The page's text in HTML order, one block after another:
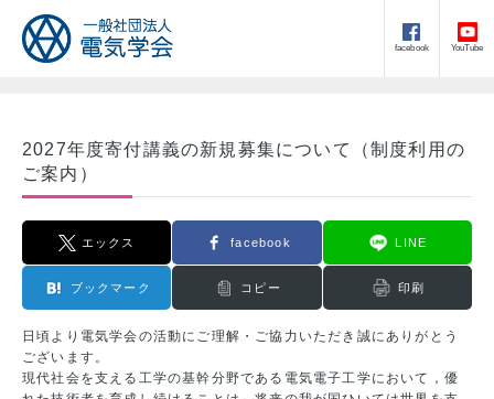
facebook YouTube
2027年度寄付講義の新規募集について（制度利用の
ご案内）
エックス facebook LINE
ブックマーク コピー 印刷
日頃より電気学会の活動にご理解・ご協力いただき誠にありがとう
ございます。
現代社会を支える工学の基幹分野である電気電子工学において，優